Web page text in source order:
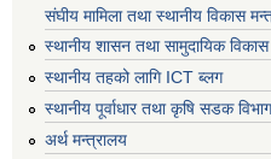
संघीय मामिला तथा स्थानीय विकास
स्थानीय शासन तथा सामुदायिक
स्थानीय तहको लागि ICT ब्लग
स्थानीय पूर्वाधार तथा कृषि सडक विभाग
अर्थ मन्त्रालय